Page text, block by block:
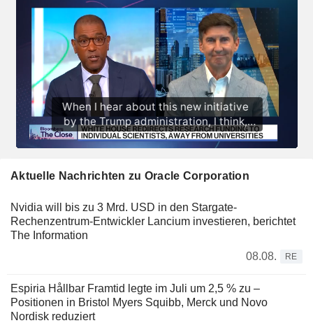
Aktuelle Nachrichten zu Oracle Corporation
Nvidia will bis zu 3 Mrd. USD in den Stargate-
Rechenzentrum-Entwickler Lancium investieren, berichtet
The Information
08.08.
RE
Espiria Hållbar Framtid legte im Juli um 2,5 % zu –
Positionen in Bristol Myers Squibb, Merck und Novo
Nordisk reduziert